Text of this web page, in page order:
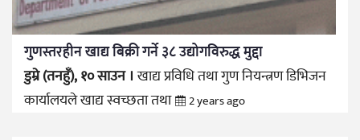
गुणस्तरहीन खाद्य बिक्री गर्ने ३८ उद्योगविरुद्ध मुद्दा
डुम्रे (तनहुँ), १० साउन ।खाद्य प्रविधि तथा गुण नियन्त्रण डिभिजन
कार्यालयले खाद्य स्वच्छता तथा
2 years ago